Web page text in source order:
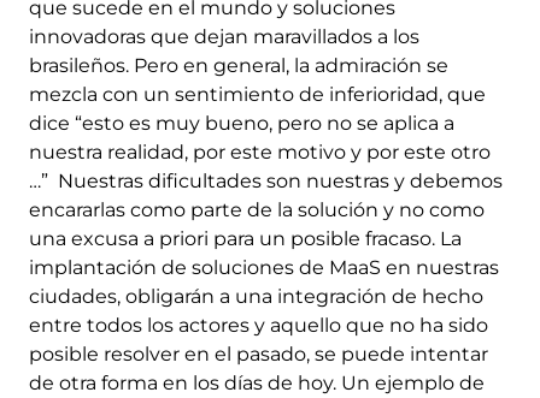
que sucede en el mundo y soluciones
innovadoras que dejan maravillados a los
brasileños. Pero en general, la admiración se
mezcla con un sentimiento de inferioridad, que
dice “esto es muy bueno, pero no se aplica a
nuestra realidad, por este motivo y por este otro
…” Nuestras dificultades son nuestras y debemos
encararlas como parte de la solución y no como
una excusa a priori para un posible fracaso. La
implantación de soluciones de MaaS en nuestras
ciudades, obligarán a una integración de hecho
entre todos los actores y aquello que no ha sido
posible resolver en el pasado, se puede intentar
de otra forma en los días de hoy. Un ejemplo de